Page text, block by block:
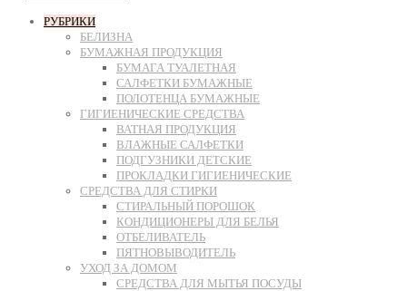
РУБРИКИ
БЕЛИЗНА
БУМАЖНАЯ ПРОДУКЦИЯ
БУМАГА ТУАЛЕТНАЯ
САЛФЕТКИ БУМАЖНЫЕ
ПОЛОТЕНЦА БУМАЖНЫЕ
ГИГИЕНИЧЕСКИЕ СРЕДСТВА
ВАТНАЯ ПРОДУКЦИЯ
ВЛАЖНЫЕ САЛФЕТКИ
ПОДГУЗНИКИ ДЕТСКИЕ
ПРОКЛАДКИ ГИГИЕНИЧЕСКИЕ
СРЕДСТВА ДЛЯ СТИРКИ
СТИРАЛЬНЫЙ ПОРОШОК
КОНДИЦИОНЕРЫ ДЛЯ БЕЛЬЯ
ОТБЕЛИВАТЕЛЬ
ПЯТНОВЫВОДИТЕЛЬ
УХОД ЗА ДОМОМ
СРЕДСТВА ДЛЯ МЫТЬЯ ПОСУДЫ